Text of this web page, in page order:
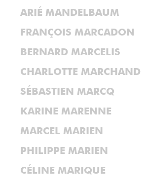
ARIÉ MANDELBAUM
FRANÇOIS MARCADON
BERNARD MARCELIS
CHARLOTTE MARCHAND
SÉBASTIEN MARCQ
KARINE MARENNE
MARCEL MARIEN
PHILIPPE MARIEN
CÉLINE MARIQUE